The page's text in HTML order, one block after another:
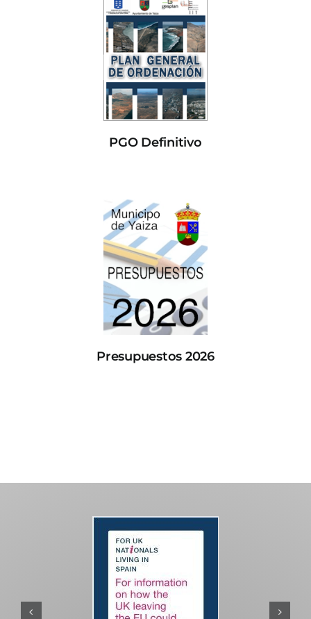
PGO Definitivo
Presupuestos 2026